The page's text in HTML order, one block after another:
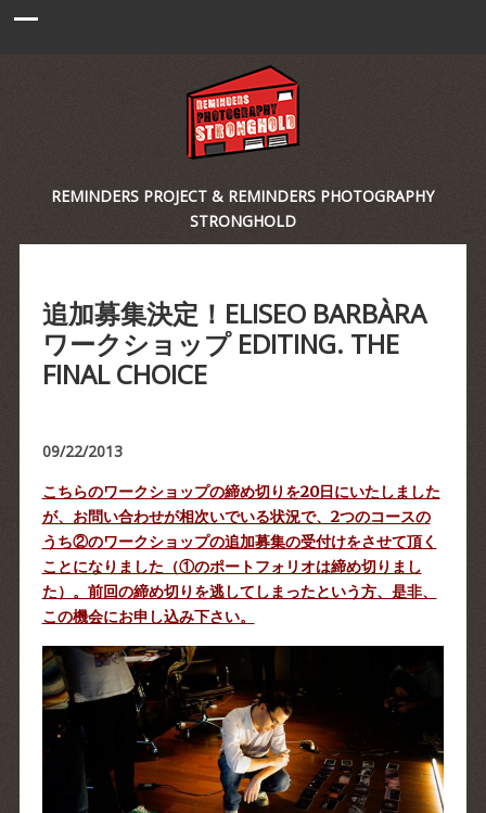
REMINDERS PROJECT & REMINDERS PHOTOGRAPHY
STRONGHOLD
追加募集決定！ELISEO BARBÀRA
ワークショップ EDITING. THE
FINAL CHOICE
09/22/2013
こちらのワークショップの締め切りを20日にいたしました
が、お問い合わせが相次いでいる状況で、2つのコースの
うち②のワークショップの追加募集の受付けをさせて頂く
ことになりました（①のポートフォリオは締め切りまし
た）。前回の締め切りを逃してしまったという方、是非、
この機会にお申し込み下さい。